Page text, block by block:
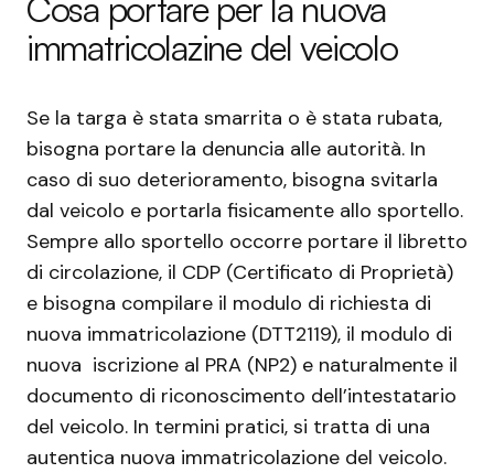
immatricolazine del veicolo
Se la targa è stata smarrita o è stata rubata,
bisogna portare la denuncia alle autorità. In
caso di suo deterioramento, bisogna svitarla
dal veicolo e portarla fisicamente allo sportello.
Sempre allo sportello occorre portare il libretto
di circolazione, il CDP (Certificato di Proprietà)
e bisogna compilare il modulo di richiesta di
nuova immatricolazione (DTT2119), il modulo di
nuova iscrizione al PRA (NP2) e naturalmente il
documento di riconoscimento dell’intestatario
del veicolo. In termini pratici, si tratta di una
autentica nuova immatricolazione del veicolo.